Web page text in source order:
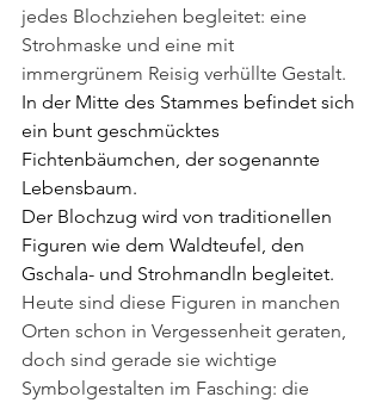
jedes Blochziehen begleitet: eine
Strohmaske und eine mit
immergrünem Reisig verhüllte Gestalt.
In der Mitte des Stammes befindet sich
ein bunt geschmücktes
Fichtenbäumchen, der sogenannte
Lebensbaum.
Der Blochzug wird von traditionellen
Figuren wie dem Waldteufel, den
Gschala- und Strohmandln begleitet.
Heute sind diese Figuren in manchen
Orten schon in Vergessenheit geraten,
doch sind gerade sie wichtige
Symbolgestalten im Fasching: die